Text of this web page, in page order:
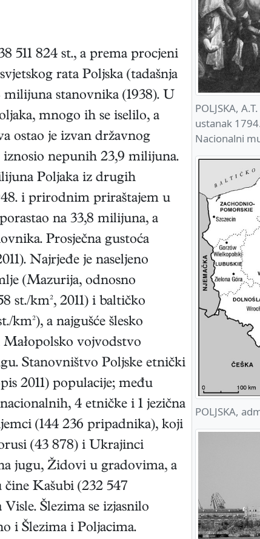
POLJSKA,
ustanak
Nacionalni
POLJSKA,
511 824 st., a prema procjeni
rata Poljska (tadašnja
stanovnika (1938). U
mnogo ih se iselilo, a
ostao je izvan državnog
nepunih 23,9 milijuna.
Poljaka iz drugih
i prirodnim priraštajem u
na 33,8 milijuna, a
Prosječna gustoća
Najrjeđe je naseljeno
(Mazurija, odnosno
st./km², 2011) i baltičko
a najgušće šlesko
vojvodstvo
Stanovništvo Poljske etnički
2011) populacije; među
4 etničke i 1 jezična
(144 236 pripadnika), koji
(43 878) i Ukrajinci
jugu, Židovi u gradovima, a
Kašubi (232 547
Šlezima se izjasnilo
i Šlezima i Poljacima.